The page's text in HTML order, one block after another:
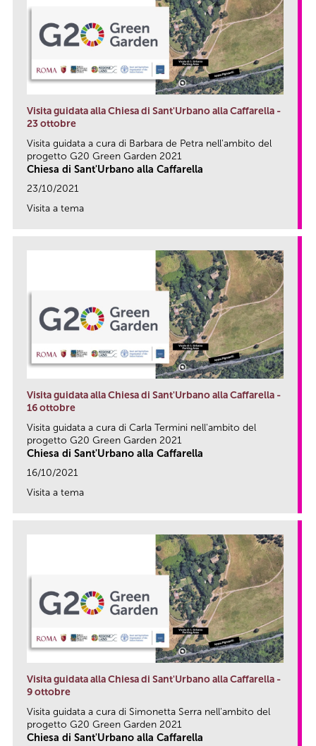
Visita guidata alla Chiesa di Sant'Urbano alla Caffarella -
23 ottobre
Visita guidata a cura di Barbara de Petra nell'ambito del
progetto G20 Green Garden 2021
Chiesa di Sant'Urbano alla Caffarella
23/10/2021
Visita a tema
Visita guidata alla Chiesa di Sant'Urbano alla Caffarella -
16 ottobre
Visita guidata a cura di Carla Termini nell'ambito del
progetto G20 Green Garden 2021
Chiesa di Sant'Urbano alla Caffarella
16/10/2021
Visita a tema
Visita guidata alla Chiesa di Sant'Urbano alla Caffarella -
9 ottobre
Visita guidata a cura di Simonetta Serra nell'ambito del
progetto G20 Green Garden 2021
Chiesa di Sant'Urbano alla Caffarella